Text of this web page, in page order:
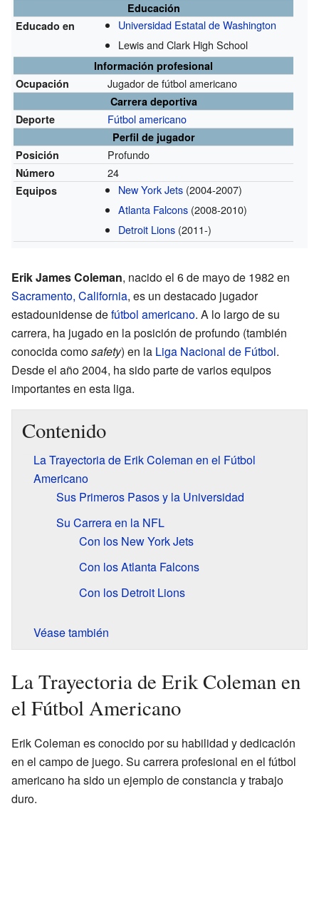
Educación
Educado en
Universidad Estatal de Washington
Lewis and Clark High School
Información profesional
Ocupación
Jugador de fútbol americano
Carrera deportiva
Deporte
Fútbol americano
Perfil de jugador
Posición
Profundo
Número 24
Equipos New York Jets(2004-2007)
Atlanta Falcons(2008-2010)
Detroit Lions(2011-)
Erik James Coleman, nacido el 6 de mayo de 1982 en
Sacramento, California, es un destacado jugador
estadounidense defútbol americano. A lo largo de su
carrera, ha jugado en la posición de profundo (también
conocida comosafety) en la Liga Nacional de Fútbol.
Desde el año 2004, ha sido parte de varios equipos
importantes en esta liga.
Contenido
La Trayectoria de Erik Coleman en el Fútbol
Americano
Sus Primeros Pasos y la Universidad
Su Carrera en la NFL
Con los New York Jets
Con los Atlanta Falcons
Con los Detroit Lions
Véase también
La Trayectoria de Erik Coleman en
el Fútbol Americano
Erik Coleman es conocido por su habilidad y dedicación
en el campo de juego. Su carrera profesional en el fútbol
americano ha sido un ejemplo de constancia y trabajo
duro.